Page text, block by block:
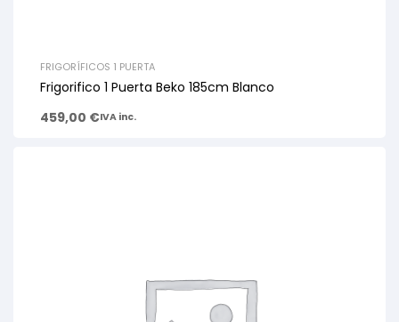
FRIGORÍFICOS 1 PUERTA
Frigorifico 1 Puerta Beko 185cm Blanco
459,00 €IVA inc.